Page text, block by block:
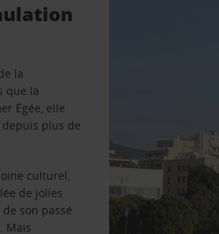
la
que la
Égée, elle
depuis plus de
culturel,
de jolies
son passé
Mais